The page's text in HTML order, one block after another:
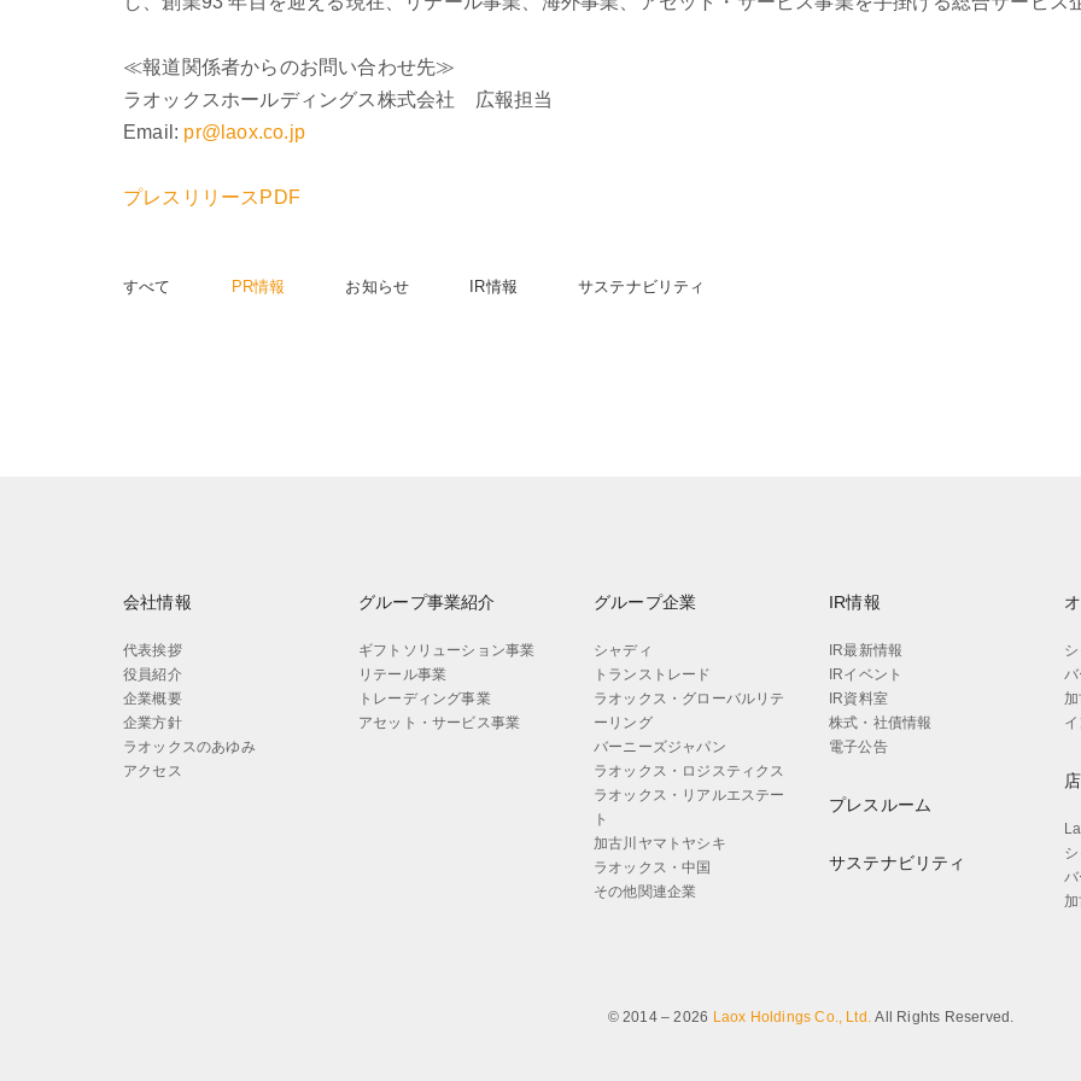
≪報道関係者からのお問い合わせ先≫
ラオックスホールディングス株式会社 広報担当
Email: pr@laox.co.jp
プレスリリースPDF
すべて PR情報 お知らせ IR情報 サステナビリティ
会社情報
代表挨拶
役員紹介
企業概要
企業方針
ラオックスのあゆみ
アクセス
グループ事業紹介
ギフトソリューション事業
リテール事業
トレーディング事業
アセット・サービス事業
グループ企業
シャディ
トランストレード
ラオックス・グローバルリテ
ーリング
バーニーズジャパン
ラオックス・ロジスティクス
ラオックス・リアルエステー
ト
加古川ヤマトヤシキ
ラオックス・中国
その他関連企業
IR情報
IR最新情報
IRイベント
IR資料室
株式・社債情報
電子公告
プレスルーム
サステナビリティ
© 2014 – 2026 Laox Holdings Co., Ltd. All Rights Reserved.